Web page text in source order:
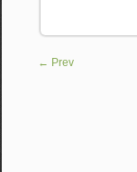
← Prev